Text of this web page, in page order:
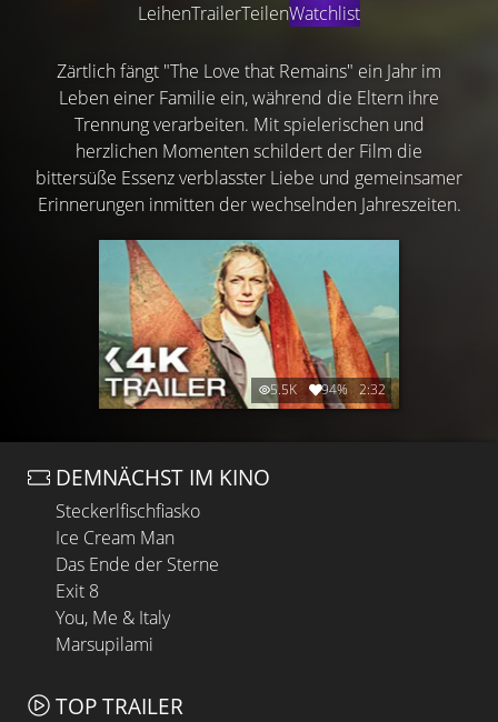
LeihenTrailerTeilenWatchlist
Zärtlich fängt "The Love that Remains" ein Jahr im
Leben einer Familie ein, während die Eltern ihre
Trennung verarbeiten. Mit spielerischen und
herzlichen Momenten schildert der Film die
bittersüße Essenz verblasster Liebe und gemeinsamer
Erinnerungen inmitten der wechselnden Jahreszeiten.
5.5K 94% 2:32
DEMNÄCHST IM KINO
Steckerlfischfiasko
Ice Cream Man
Das Ende der Sterne
Exit 8
You, Me & Italy
Marsupilami
TOP TRAILER